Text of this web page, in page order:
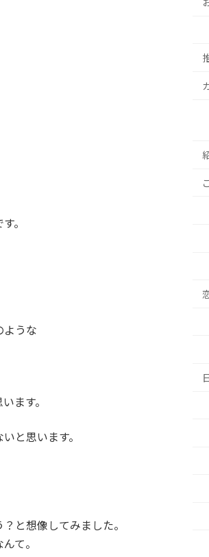
。
ような
ます。
と思います。
と想像してみました。
て。